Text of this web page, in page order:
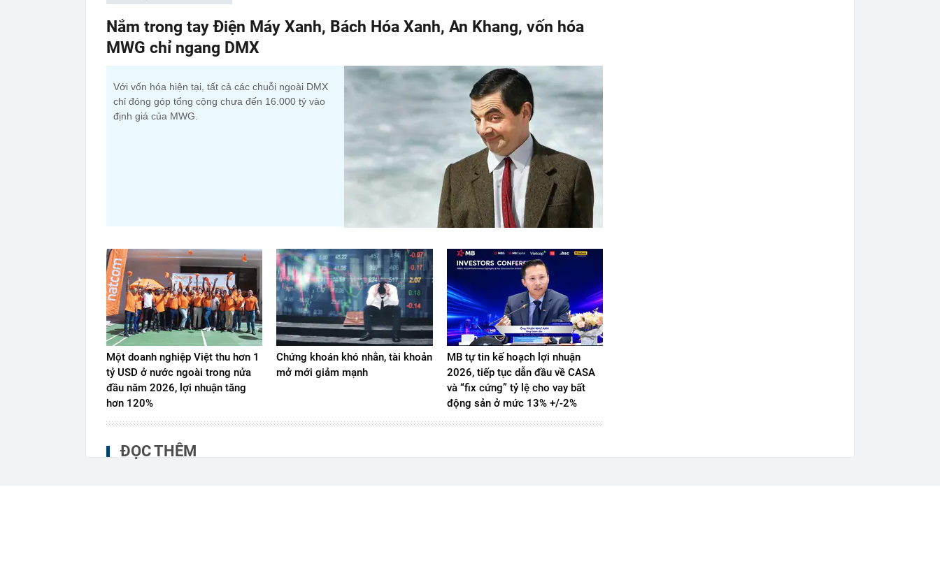
Nắm trong tay Điện Máy Xanh, Bách Hóa Xanh, An Khang, vốn hóa
MWG chỉ ngang DMX
Với vốn hóa hiện tại, tất cả các chuỗi ngoài DMX
chỉ đóng góp tổng cộng chưa đến 16.000 tỷ vào
định giá của MWG.
Một doanh nghiệp Việt thu hơn 1
tỷ USD ở nước ngoài trong nửa
đầu năm 2026, lợi nhuận tăng
hơn 120%
Chứng khoán khó nhằn, tài khoản
mở mới giảm mạnh
MB tự tin kế hoạch lợi nhuận
2026, tiếp tục dẫn đầu về CASA
và “fix cứng” tỷ lệ cho vay bất
động sản ở mức 13% +/-2%
ĐỌC THÊM